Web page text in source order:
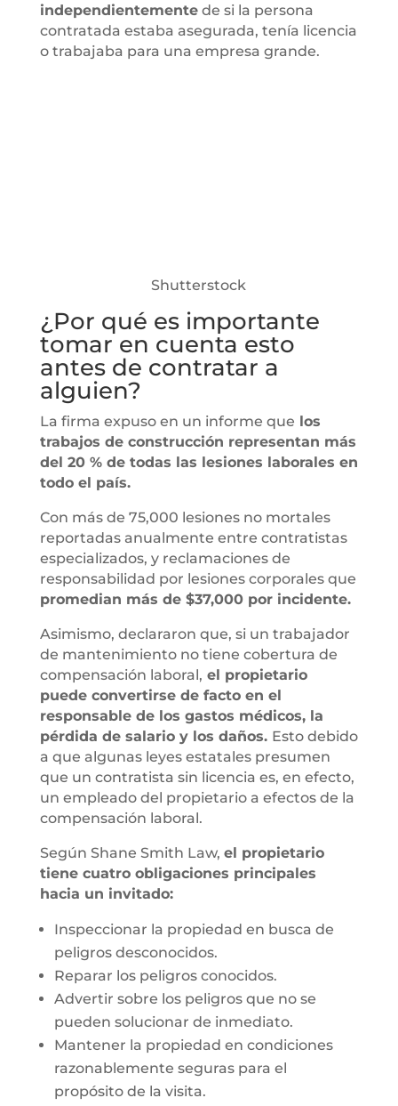
independientementede si la persona
contratada estaba asegurada, tenía licencia
o trabajaba para una empresa grande.
Shutterstock
¿Por qué es importante
tomar en cuenta esto
antes de contratar a
alguien?
La firma expuso en un informe que los
trabajos de construcción representan más
del 20 % de todas las lesiones laborales en
todo el país.
Con más de 75,000 lesiones no mortales
reportadas anualmente entre contratistas
especializados, y reclamaciones de
responsabilidad por lesiones corporales que
promedian más de $37,000 por incidente.
Asimismo, declararon que, si un trabajador
de mantenimiento no tiene cobertura de
compensación laboral, el propietario
puede convertirse de facto en el
responsable de los gastos médicos, la
pérdida de salario y los daños. Esto debido
a que algunas leyes estatales presumen
que un contratista sin licencia es, en efecto,
un empleado del propietario a efectos de la
compensación laboral.
Según Shane Smith Law, el propietario
tiene cuatro obligaciones principales
hacia un invitado:
Inspeccionar la propiedad en busca de
peligros desconocidos.
Reparar los peligros conocidos.
Advertir sobre los peligros que no se
pueden solucionar de inmediato.
Mantener la propiedad en condiciones
razonablemente seguras para el
propósito de la visita.